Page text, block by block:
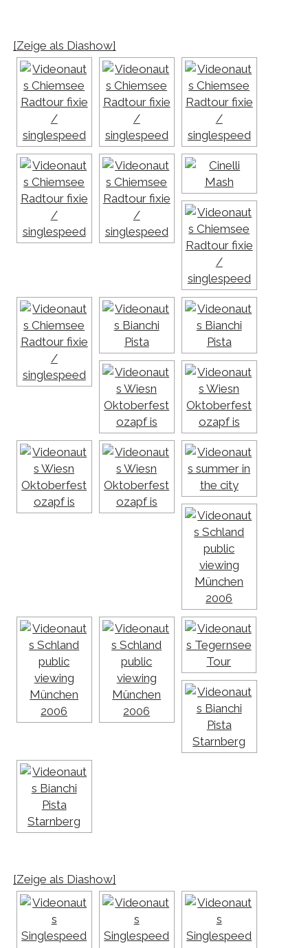
[Zeige als Diashow]
[Zeige als Diashow]